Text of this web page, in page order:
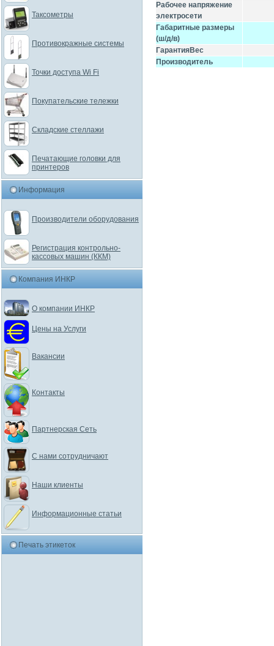
Рабочее напряжение
электросети
Габаритные размеры
(ш/д/в)
ГарантияВес
Производитель
Таксометры
Противокражные системы
Точки доступа Wi Fi
Покупательские тележки
Складские стеллажи
Печатающие головки для
принтеров
Информация
Производители оборудования
Регистрация контрольно-
кассовых машин (ККМ)
Компания ИНКР
О компании ИНКР
Цены на Услуги
Вакансии
Контакты
Партнерская Сеть
С нами сотрудничают
Наши клиенты
Информационные статьи
Печать этикеток